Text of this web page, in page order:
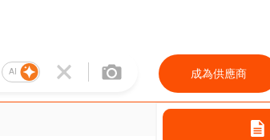
AI 成為供應商